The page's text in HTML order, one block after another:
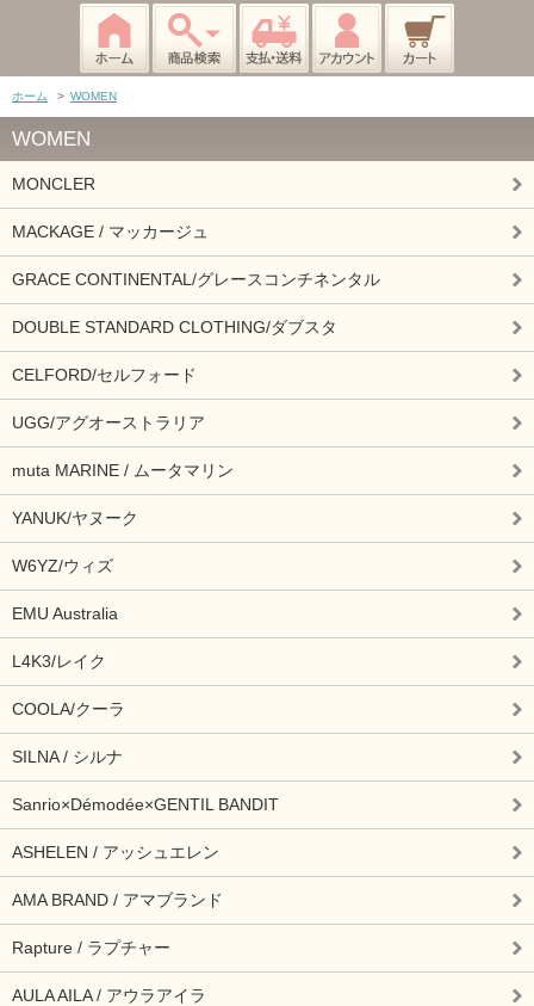
ホーム > WOMEN
WOMEN
MONCLER
MACKAGE / マッカージュ
GRACE CONTINENTAL/グレースコンチネンタル
DOUBLE STANDARD CLOTHING/ダブスタ
CELFORD/セルフォード
UGG/アグオーストラリア
muta MARINE / ムータマリン
YANUK/ヤヌーク
W6YZ/ウィズ
EMU Australia
L4K3/レイク
COOLA/クーラ
SILNA / シルナ
Sanrio×Démodée×GENTIL BANDIT
ASHELEN / アッシュエレン
AMA BRAND / アマブランド
Rapture / ラプチャー
AULA AILA / アウラアイラ